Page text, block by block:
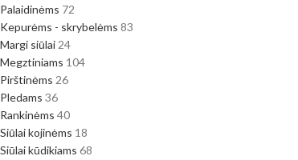
Palaidinėms 72
Kepurėms - skrybelėms 83
Margi siūlai 24
Megztiniams 104
Pirštinėms 26
Pledams 36
Rankinėms 40
Siūlai kojinėms 18
Siūlai kūdikiams 68